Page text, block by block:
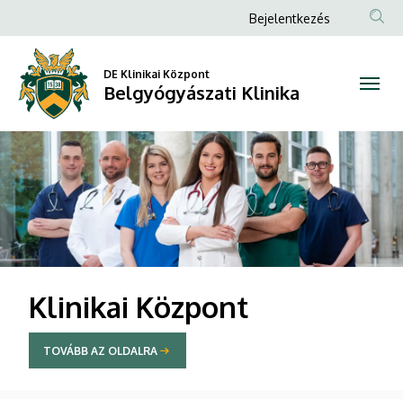
Klinika
Anonim
menüje
Bejelentkezés
DE Klinikai Központ
Belgyógyászati Klinika
DIAVETÍTÉS
Klinikai Központ
TOVÁBB AZ OLDALRA